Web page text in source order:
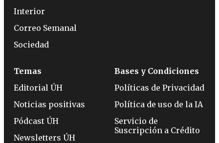
Interior
Correo Semanal
Sociedad
Temas
Editorial ÚH
Noticias positivas
Pódcast ÚH
Newsletters ÚH
Bases y Condiciones
Políticas de Privacidad
Política de uso de la IA
Servicio de
Suscripción a Crédito